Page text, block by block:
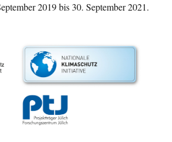
2019 bis 30. September 2021.